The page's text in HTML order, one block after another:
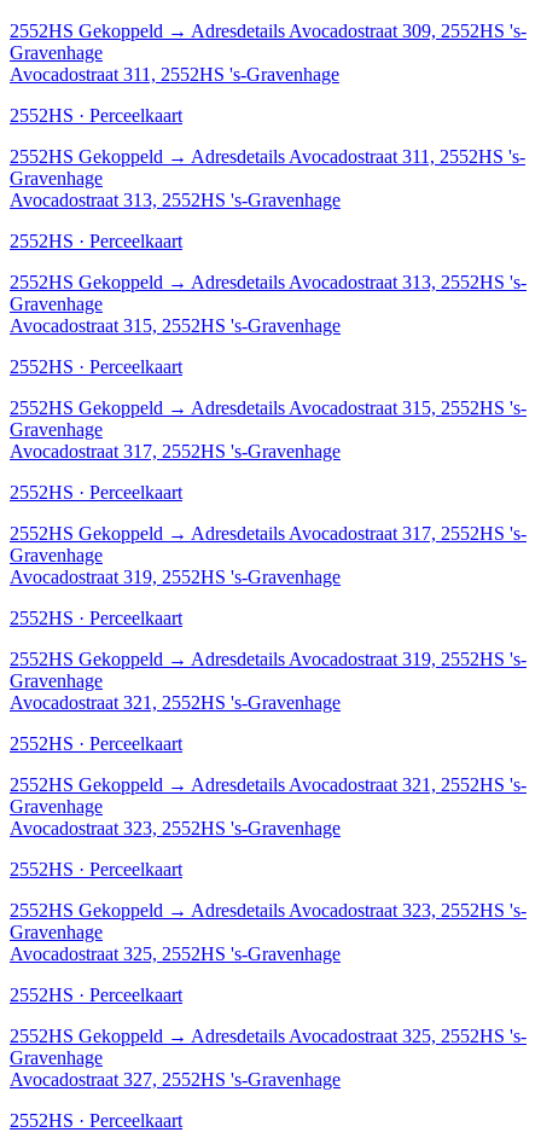
2552HS Gekoppeld → Adresdetails Avocadostraat 309, 2552HS 's-
Gravenhage
Avocadostraat 311, 2552HS 's-Gravenhage
2552HS · Perceelkaart
2552HS Gekoppeld → Adresdetails Avocadostraat 311, 2552HS 's-
Gravenhage
Avocadostraat 313, 2552HS 's-Gravenhage
2552HS · Perceelkaart
2552HS Gekoppeld → Adresdetails Avocadostraat 313, 2552HS 's-
Gravenhage
Avocadostraat 315, 2552HS 's-Gravenhage
2552HS · Perceelkaart
2552HS Gekoppeld → Adresdetails Avocadostraat 315, 2552HS 's-
Gravenhage
Avocadostraat 317, 2552HS 's-Gravenhage
2552HS · Perceelkaart
2552HS Gekoppeld → Adresdetails Avocadostraat 317, 2552HS 's-
Gravenhage
Avocadostraat 319, 2552HS 's-Gravenhage
2552HS · Perceelkaart
2552HS Gekoppeld → Adresdetails Avocadostraat 319, 2552HS 's-
Gravenhage
Avocadostraat 321, 2552HS 's-Gravenhage
2552HS · Perceelkaart
2552HS Gekoppeld → Adresdetails Avocadostraat 321, 2552HS 's-
Gravenhage
Avocadostraat 323, 2552HS 's-Gravenhage
2552HS · Perceelkaart
2552HS Gekoppeld → Adresdetails Avocadostraat 323, 2552HS 's-
Gravenhage
Avocadostraat 325, 2552HS 's-Gravenhage
2552HS · Perceelkaart
2552HS Gekoppeld → Adresdetails Avocadostraat 325, 2552HS 's-
Gravenhage
Avocadostraat 327, 2552HS 's-Gravenhage
2552HS · Perceelkaart